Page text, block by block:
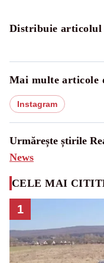
Distribuie articolul
Mai multe articole
Instagram
Urmărește știrile
News
CELE MAI
1